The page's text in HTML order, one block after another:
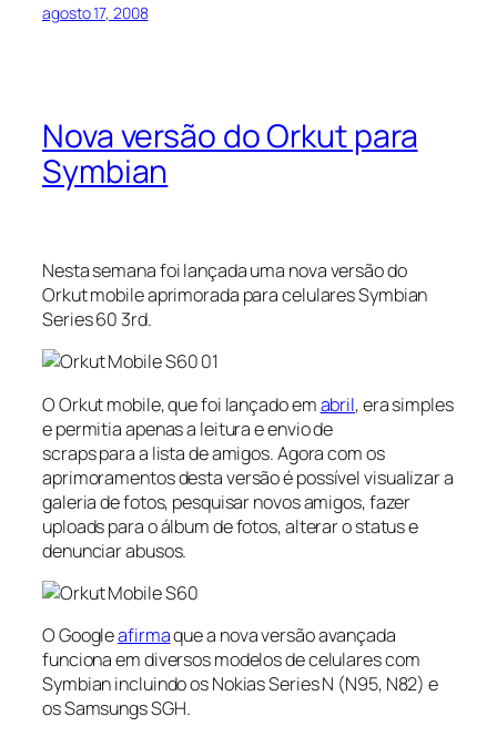
agosto 17, 2008
Nova versão do Orkut para
Symbian
Nesta semana foi lançada uma nova versão do
Orkut mobile aprimorada para celulares Symbian
Series 60 3rd.
O Orkut mobile, que foi lançado emabril, era simples
e permitia apenas a leitura e envio de
scraps para a lista de amigos. Agora com os
aprimoramentos desta versão é possível visualizar a
galeria de fotos, pesquisar novos amigos, fazer
uploads para o álbum de fotos, alterar o status e
denunciar abusos.
O Googleafirmaque a nova versão avançada
funciona em diversos modelos de celulares com
Symbian incluindo os Nokias Series N (N95, N82) e
os Samsungs SGH.